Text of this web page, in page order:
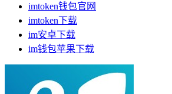
imtoken钱包官网
imtoken下载
im安卓下载
im钱包苹果下载